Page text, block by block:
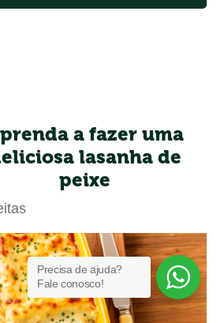
a fazer uma
lasanha de
peixe
Precisa de ajuda?
Fale conosco!